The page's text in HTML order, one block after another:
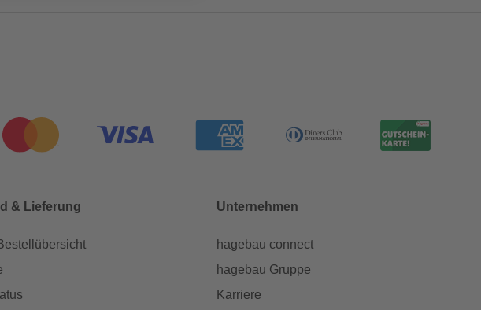
& Lieferung Unternehmen
hagebau connect
hagebau Gruppe
Karriere